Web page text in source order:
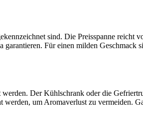
sind. Die Preisspanne reicht
Für einen milden
Der Kühlschrank oder die
um Aromaverlust zu vermeiden.